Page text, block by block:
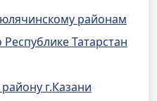
районам
Татарстан
г.Казани